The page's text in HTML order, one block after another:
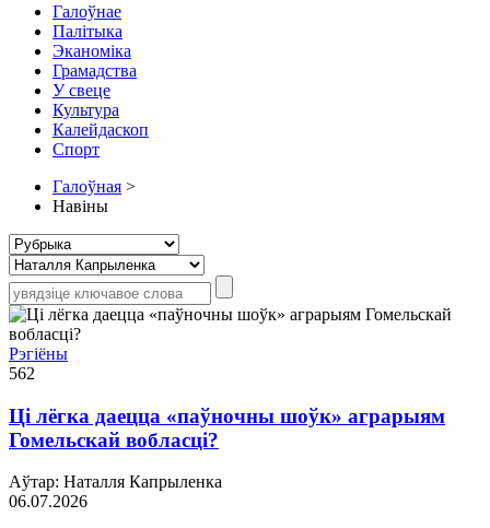
Галоўнае
Палітыка
Эканоміка
Грамадства
У свеце
Культура
Калейдаскоп
Спорт
Галоўная >
Навіны
Рэгіёны
562
Ці лёгка даецца «паўночны шоўк» аграрыям
Гомельскай вобласці?
Аўтар: Наталля Капрыленка
06.07.2026